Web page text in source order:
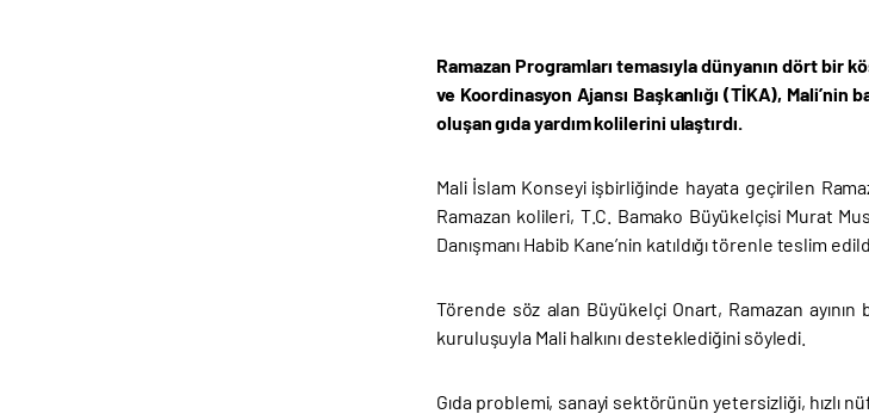
Ramazan Programları temasıyla dünyanın dört bir
ve Koordinasyon Ajansı Başkanlığı (TİKA),
oluşan gıda yardım kolilerini ulaştırdı.
Mali İslam Konseyi işbirliğinde hayata geçirilen
Ramazan kolileri, T.C. Bamako Büyükelçisi Murat
Danışmanı Habib Kane’nin katıldığı törenle teslim
Törende söz alan Büyükelçi Onart, Ramazan
kuruluşuyla Mali halkını desteklediğini söyledi.
Gıda problemi, sanayi sektörünün yetersizliği, hızlı